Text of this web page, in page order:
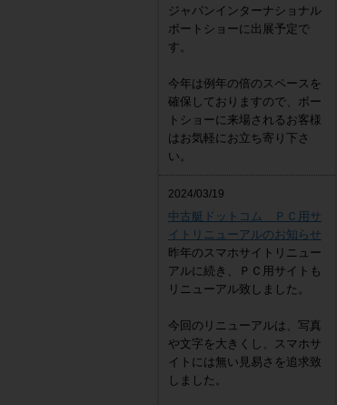
ジャパンインターナショナル
ボートショーに出展予定で
す。
今年は例年の倍のスペースを
確保しておりますので、ボー
トショーに来場されるお客様
はお気軽にお立ち寄り下さ
い。
2024/03/19
中古艇ドットコム ＰＣ用サ
イトリニューアルのお知らせ
昨年のスマホサイトリニュー
アルに続き、ＰＣ用サイトも
リニューアル致しました。
今回のリニューアルは、写真
や文字を大きくし、スマホサ
イトには無い見易さを追求致
しました。